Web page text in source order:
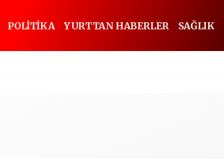
POLİTİKA YURTTAN HABERLER SAĞLIK